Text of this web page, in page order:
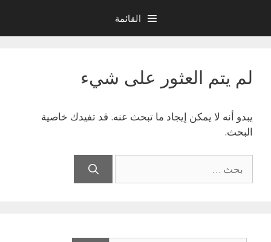
المحتوى
القائمة
لم يتم العثور على شيء
يبدو أنه لا يمكن إيجاد ما تبحث عنه. قد تفيدك خاصية
البحث.
عن: